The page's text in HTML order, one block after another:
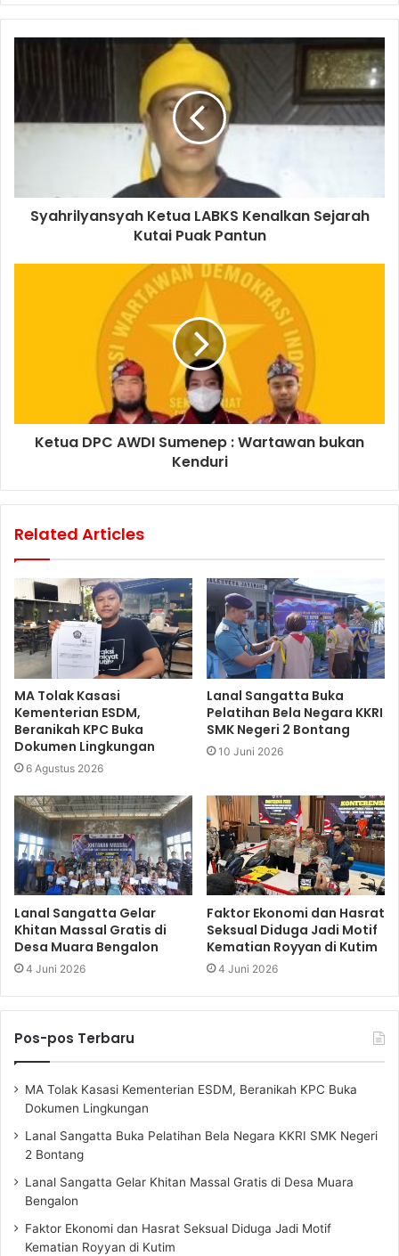
Syahrilyansyah Ketua LABKS Kenalkan Sejarah
Kutai Puak Pantun
Ketua DPC AWDI Sumenep : Wartawan bukan
Kenduri
Related Articles
MA Tolak Kasasi
Kementerian ESDM,
Beranikah KPC Buka
Dokumen Lingkungan
6 Agustus 2026
Lanal Sangatta Buka
Pelatihan Bela Negara KKRI
SMK Negeri 2 Bontang
10 Juni 2026
Lanal Sangatta Gelar
Khitan Massal Gratis di
Desa Muara Bengalon
4 Juni 2026
Faktor Ekonomi dan Hasrat
Seksual Diduga Jadi Motif
Kematian Royyan di Kutim
4 Juni 2026
Pos-pos Terbaru
MA Tolak Kasasi Kementerian ESDM, Beranikah KPC Buka
Dokumen Lingkungan
Lanal Sangatta Buka Pelatihan Bela Negara KKRI SMK Negeri
2 Bontang
Lanal Sangatta Gelar Khitan Massal Gratis di Desa Muara
Bengalon
Faktor Ekonomi dan Hasrat Seksual Diduga Jadi Motif
Kematian Royyan di Kutim